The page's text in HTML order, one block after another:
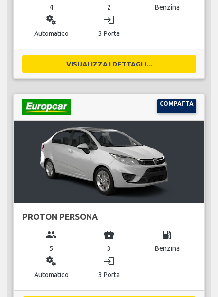
4 2 Benzina
miscellaneous_services
Automatico
login
3 Porta
VISUALIZZA I DETTAGLI...
COMPATTA
PROTON PERSONA
group
5
business_center
3
local_gas_station
Benzina
miscellaneous_services
Automatico
login
3 Porta